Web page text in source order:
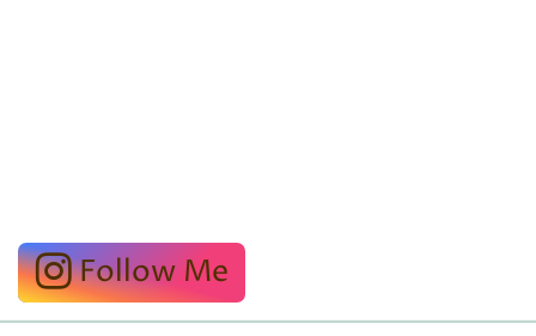
Follow Me